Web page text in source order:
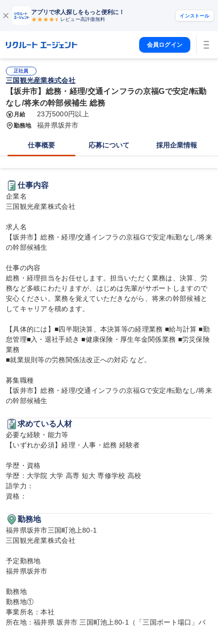
アプリで求人探しをもっと便利に！
レビュー高評価無料
インストール
会員ログイン
正社員
三国観光産業株式会社
【坂井市】総務・経理/交通インフラの京福Gで安定/転勤
なし/将来の幹部候補生 総務
月給 23万5000円以上
勤務地 福井県坂井市
仕事概要 応募について 採用企業情報
仕事内容
企業名
三国観光産業株式会社
求人名
【坂井市】総務・経理/交通インフラの京福Gで安定/転勤なし/将来
の幹部候補生
仕事の内容
総務・経理担当をお任せします。担当いただく業務は、決算、労
務など多岐にわたりますが、はじめは先輩がサポートしますので
安心ください。業務を覚えていただきながら、将来の幹部候補と
してキャリアを積めます。
【具体的には】■四半期決算、本決算等の経理業務 ■給与計算 ■勤
怠管理■入・退社手続き ■健康保険・厚生年金関係業務 ■労災保険
業務
■就業規則等の労務関係法改正への対応 など。
募集職種
【坂井市】総務・経理/交通インフラの京福Gで安定/転勤なし/将来
の幹部候補生
求めている人材
必要な経験・能力等
【いずれか必須】経理・人事・総務 経験者
学歴・資格
学歴：大学院 大学 高専 短大 専修学校 高校
語学力：
資格：
勤務地
福井県坂井市三国町池上80-1
三国観光産業株式会社
予定勤務地
福井県坂井市
勤務地
勤務地①
事業所名：本社
所在地：福井県 坂井市 三国町池上80-1（「三国ボート場口」バ